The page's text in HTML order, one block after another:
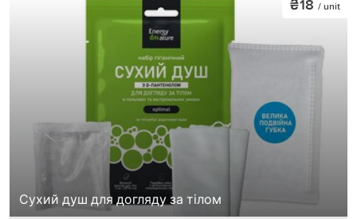
Сухий душ для догляду за тілом
/ unit